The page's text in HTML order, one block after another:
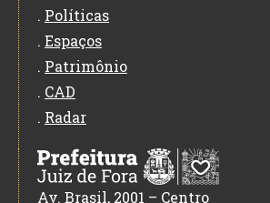
. Políticas
. Espaços
. Patrimônio
. CAD
. Radar
Av. Brasil, 2001 – Centro